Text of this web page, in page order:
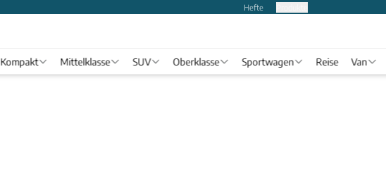
Hefte
Kompakt Mittelklasse SUV Oberklasse Sportwagen Reise Van